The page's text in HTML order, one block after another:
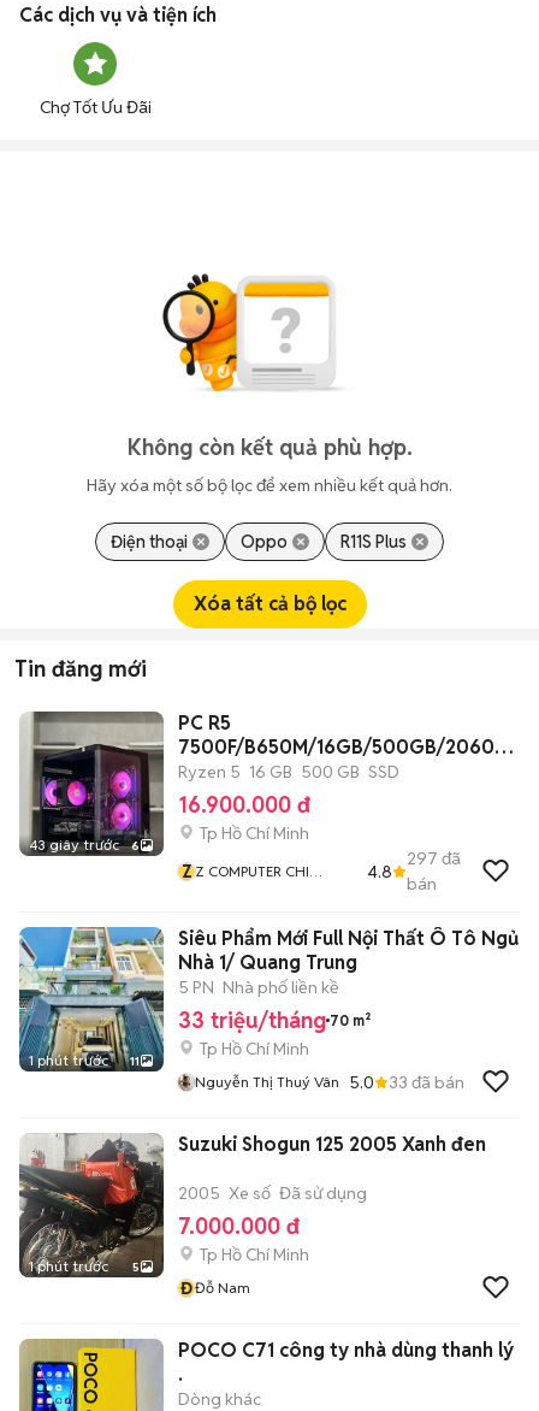
Các dịch vụ và tiện ích
Chợ Tốt Ưu Đãi
Không còn kết quả phù hợp.
Hãy xóa một số bộ lọc để xem nhiều kết quả hơn.
Điện thoại Oppo R11S Plus
Xóa tất cả bộ lọc
Tin đăng mới
43 giây trước 6
PC R5
7500F/B650M/16GB/500GB/2060S
6G/550W/CASE
Ryzen 5 16 GB 500 GB SSD
16.900.000 đ
Tp Hồ Chí Minh
ZZ COMPUTER CHI
4.8
297 đã
bán
1 phút trước 11
Siêu Phẩm Mới Full Nội Thất Ô Tô Ngủ
Nhà 1/ Quang Trung
5 PN Nhà phố liền kề
33 triệu/tháng 70 m²
Tp Hồ Chí Minh
Nguyễn Thị Thuý Vân 5.0 33 đã bán
1 phút trước 5
Suzuki Shogun 125 2005 Xanh đen
2005 Xe số Đã sử dụng
7.000.000 đ
Tp Hồ Chí Minh
ĐĐỗ Nam
POCO C71 công ty nhà dùng thanh lý
.
Dòng khác